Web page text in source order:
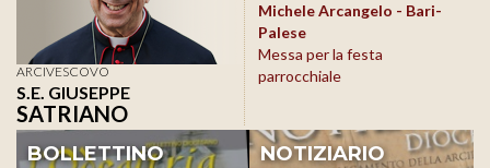
ARCIVESCOVO
S.E. GIUSEPPE
SATRIANO
Conferenza Episcopale
Pugliese
Michele Arcangelo - Bari-
Palese
Messa per la festa
parrocchiale
BOLLETTINO
NOTIZIARIO